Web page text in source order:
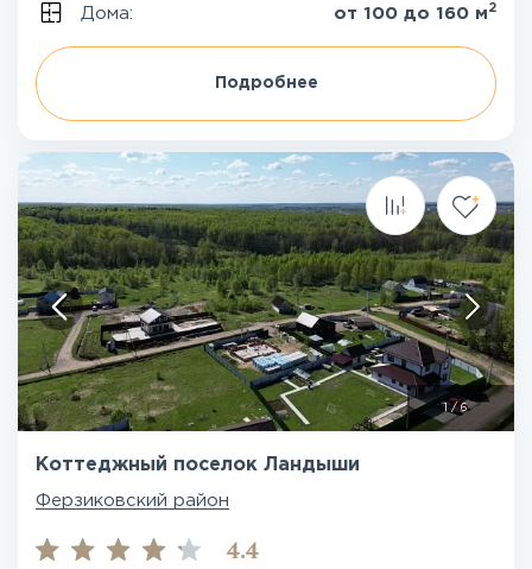
Дома: от 100 до 160 м 2
Подробнее
1/6
Коттеджный поселок Ландыши
Ферзиковский район
4.4